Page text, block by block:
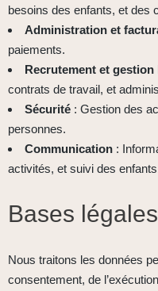
besoins des enfants, et des
Administration et
paiements.
Recrutement et gestion
contrats de travail, et
Sécurité : Gestion des
personnes.
Communication :
activités, et suivi des
Bases légales
Nous traitons les données
consentement, de